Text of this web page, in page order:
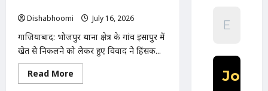
Dishabhoomi
July 16, 2026
गाजियाबाद: भोजपुर थाना क्षेत्र के गांव ईसापुर में
खेत से निकलने को लेकर हुए विवाद ने हिंसक...
Read More
more